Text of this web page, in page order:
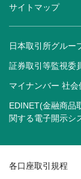
サイトマップ
日本取引所グルー
証券取引等監視委
マイナンバー 社
EDINET(金融商品
関する電子開示シ
各口座取引規程